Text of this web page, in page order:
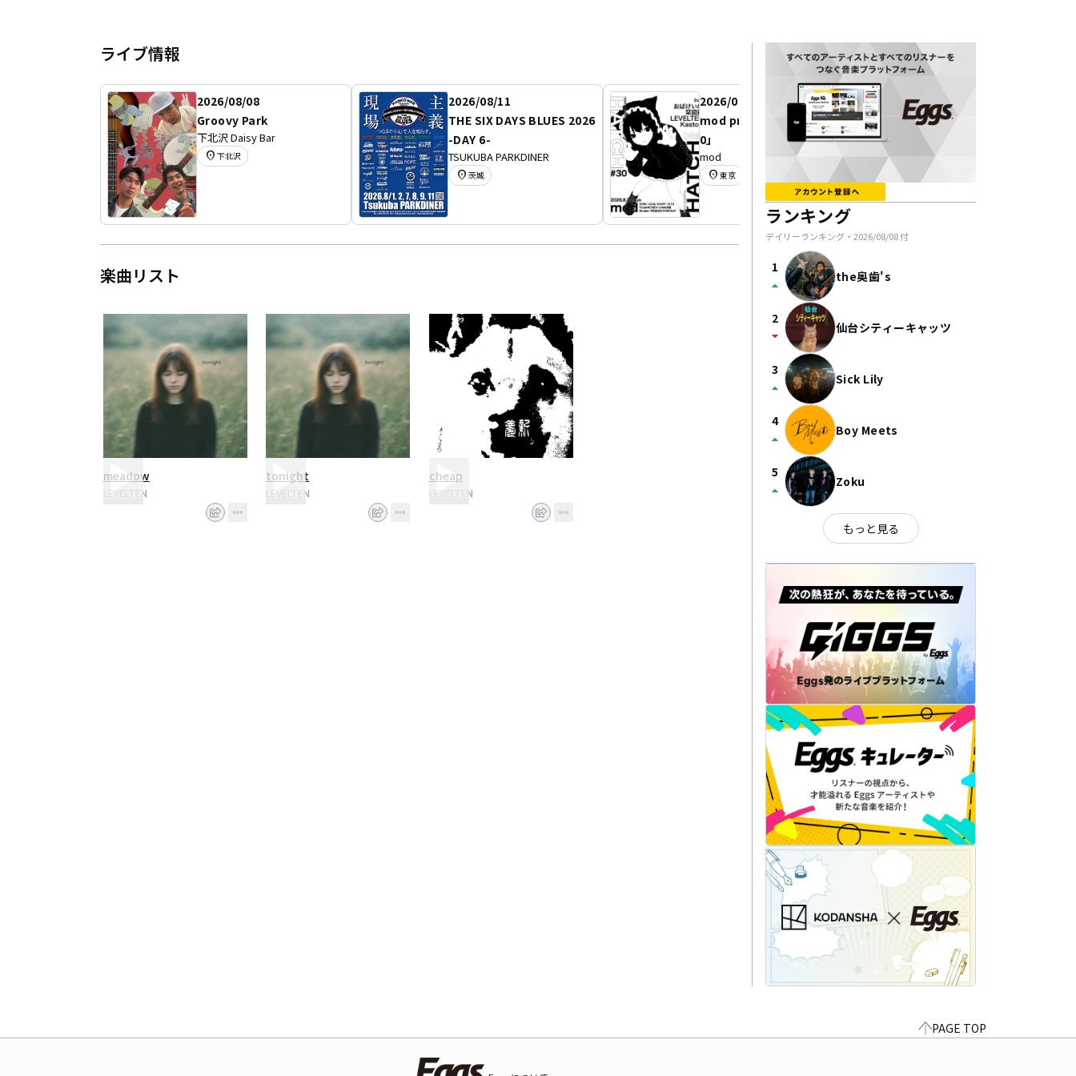
ライブ情報
2026/08/08
Groovy Park
下北沢 Daisy Bar
location_on 下北沢
2026/08/11
THE SIX DAYS BLUES 2026
-DAY 6-
TSUKUBA PARKDINER
location_on 茨城
2026/08/23
mod presents「HATCH3
0」
mod
location_on 東京
2026/09/25
下北沢ERA PRE.
楽曲リスト
meadow
LEVELTEN
tonight
LEVELTEN
cheap
LEVELTEN
ランキング
デイリーランキング・ 2026/08/08付
1
arrow_drop_up the奥歯's
2
arrow_drop_down 仙台シティーキャッツ
3
arrow_drop_up Sick Lily
4
arrow_drop_up Boy Meets
5
arrow_drop_up Zoku
もっと見る
PAGE TOP